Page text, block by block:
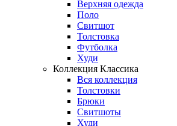
Верхняя одежда
Поло
Свитшот
Толстовка
Футболка
Худи
Коллекция Классика
Вся коллекция
Толстовки
Брюки
Свитшоты
Худи